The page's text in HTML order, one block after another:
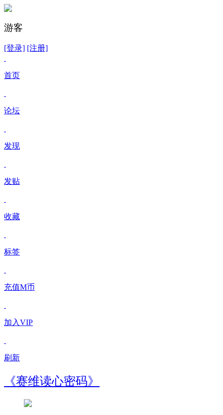
游客
[登录] [注册]
首页
论坛
发现
发贴
收藏
标签
充值M币
加入VIP
刷新
《赛维读心密码》